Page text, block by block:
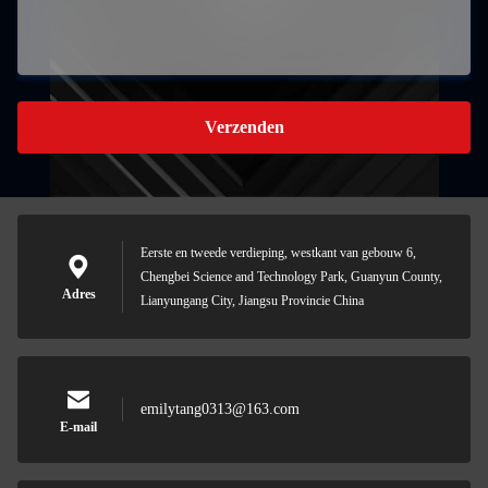
Verzenden
Adres
Eerste en tweede verdieping, westkant van gebouw 6,
Chengbei Science and Technology Park, Guanyun County,
Lianyungang City, Jiangsu Provincie China
E-mail
emilytang0313@163.com